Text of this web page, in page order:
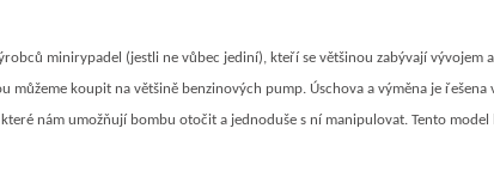
minirypadel (jestli ne vůbec jediní), kteří se většinou zabývají vývojem
koupit na většině benzinových pump. Úschova a výměna je
nám umožňují bombu otočit a jednoduše s ní manipulovat. Tento